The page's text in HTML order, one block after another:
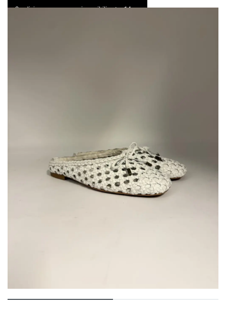
Spedizione express e resi possibili entro 14 gg